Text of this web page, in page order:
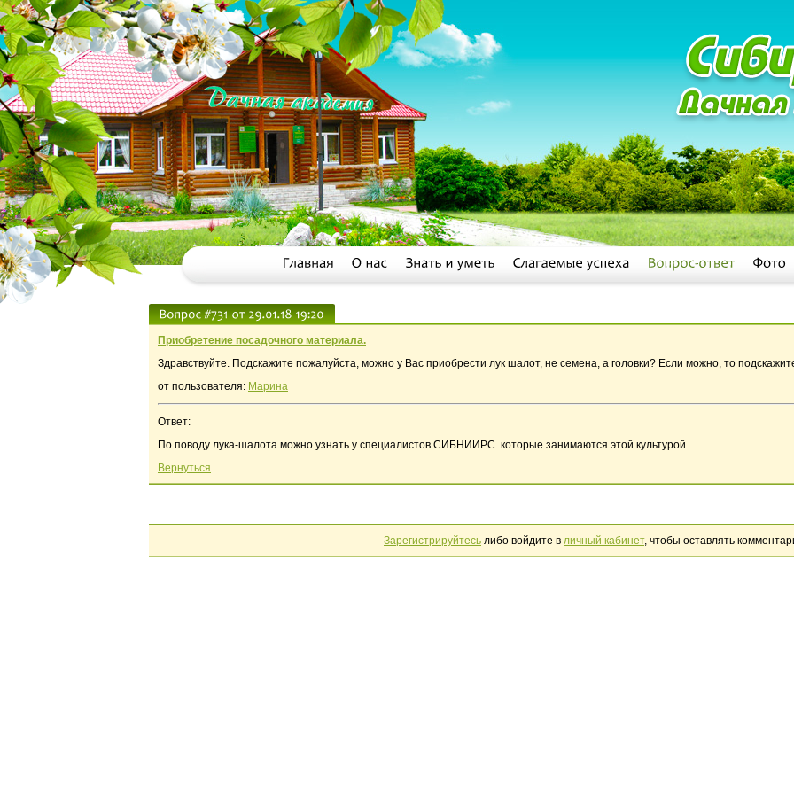
Приобретение посадочного материала.
Здравствуйте. Подскажите пожалуйста, можно у Вас приобрести лук шалот, не семена, а головки? Если можно, то
от пользователя: Марина
Ответ:
По поводу лука-шалота можно узнать у специалистов СИБНИИРС. которые занимаются этой культурой.
Вернуться
Зарегистрируйтесь либо войдите в личный кабинет, чтобы оставлять